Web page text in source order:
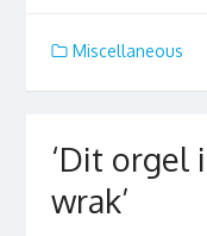
Miscellaneous
‘Dit orgel
wrak’